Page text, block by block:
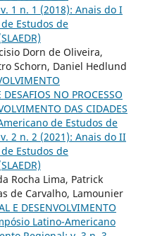
1 n. 1 (2018): Anais do I
Estudos de
Dorn de Oliveira,
Schorn, Daniel Hedlund
NO PROCESSO
DAS CIDADES
de Estudos de
2 n. 2 (2021): Anais do II
Estudos de
Rocha Lima, Patrick
de Carvalho, Lamounier
E DESENVOLVIMENTO
Latino-Americano